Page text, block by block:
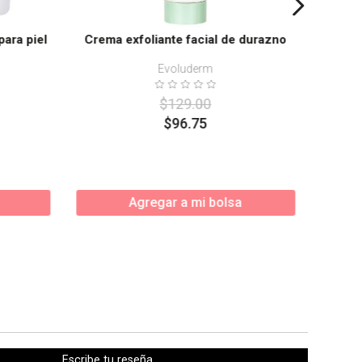
piel
Crema exfoliante facial de durazno
Evoluderm
$129.00
$96.75
Agregar a mi bolsa